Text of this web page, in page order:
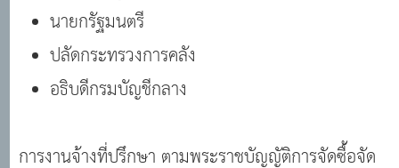
นายกรัฐมนตรี
ปลัดกระทรวงการคลัง
อธิบดีกรมบัญชีกลาง
การงานจ้างที่ปรึกษา ตามพระราชบัญญัติการจัดซื้อจัด